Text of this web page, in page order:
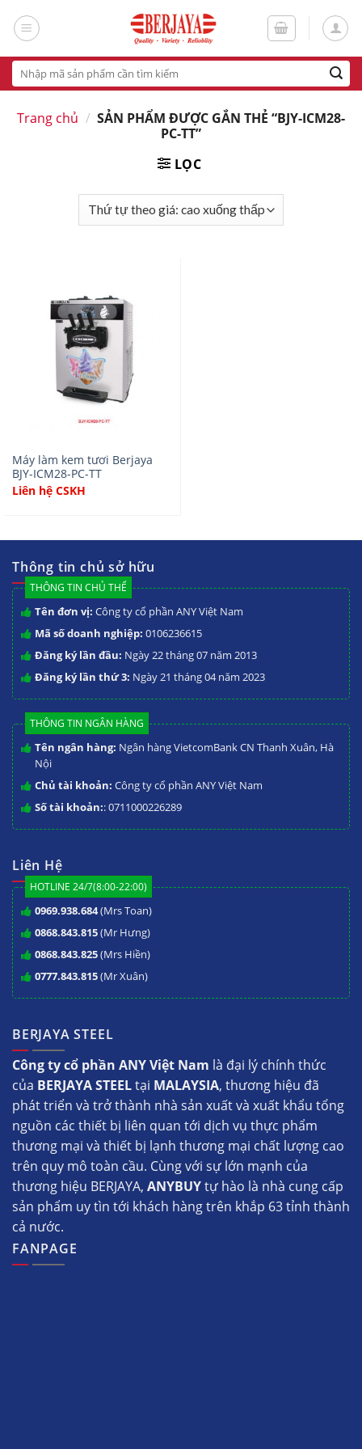
Tìm
kiếm:
Trang chủ / SẢN PHẨM ĐƯỢC GẮN THẺ “BJY-ICM28-
PC-TT”
LỌC
Máy làm kem tươi Berjaya
BJY-ICM28-PC-TT
Liên hệ CSKH
Thông tin chủ sở hữu
THÔNG TIN CHỦ THỂ
Tên đơn vị: Công ty cổ phần ANY Việt Nam
Mã số doanh nghiệp: 0106236615
Đăng ký lần đầu: Ngày 22 tháng 07 năm 2013
Đăng ký lần thứ 3: Ngày 21 tháng 04 năm 2023
THÔNG TIN NGÂN HÀNG
Tên ngân hàng: Ngân hàng VietcomBank CN Thanh Xuân, Hà
Nội
Chủ tài khoản: Công ty cổ phần ANY Việt Nam
Số tài khoản:: 0711000226289
Liên Hệ
HOTLINE 24/7(8:00-22:00)
0969.938.684(Mrs Toan)
0868.843.815(Mr Hưng)
0868.843.825(Mrs Hiền)
0777.843.815(Mr Xuân)
BERJAYA STEEL
Công ty cổ phần ANY Việt Nam là đại lý chính thức
của BERJAYA STEELtại MALAYSIA, thương hiệu đã
phát triển và trở thành nhà sản xuất và xuất khẩu tổng
nguồn các thiết bị liên quan tới dịch vụ thực phẩm
thương mại và thiết bị lạnh thương mại chất lượng cao
trên quy mô toàn cầu. Cùng với sự lớn mạnh của
thương hiệu BERJAYA, ANYBUYtự hào là nhà cung cấp
sản phẩm uy tìn tới khách hàng trên khắp 63 tỉnh thành
cả nước.
FANPAGE